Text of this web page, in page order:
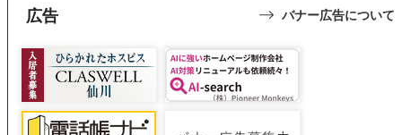
広告 バナー広告について